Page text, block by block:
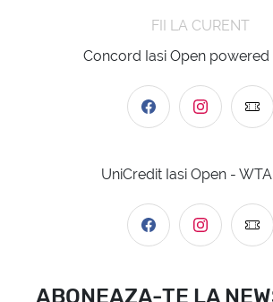
FII LA CURENT
Concord Iasi Open powered
UniCredit Iasi Open -
ABONEAZA-TE LA